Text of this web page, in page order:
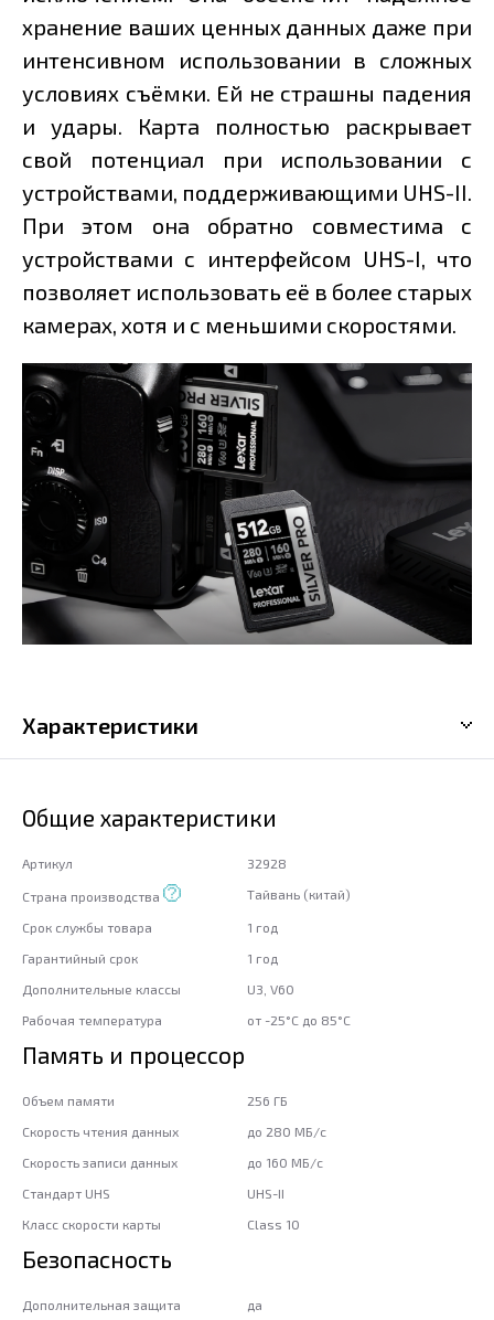
хранение ваших ценных данных даже при
интенсивном использовании в сложных
условиях съёмки. Ей не страшны падения
и удары. Карта полностью раскрывает
свой потенциал при использовании с
устройствами, поддерживающими UHS-II.
При этом она обратно совместима с
устройствами с интерфейсом UHS-I, что
позволяет использовать её в более старых
камерах, хотя и с меньшими скоростями.
Характеристики
Общие характеристики
Артикул 32928
Страна производства Тайвань (китай)
Срок службы товара
1 год
Гарантийный срок
1 год
Дополнительные классы
U3, V60
Рабочая температура
от -25°C до 85°C
Память и процессор
Объем памяти
256 ГБ
Скорость чтения данных
до 280 МБ/с
Скорость записи данных
до 160 МБ/с
Стандарт UHS
UHS-II
Класс скорости карты
Class 10
Безопасность
Дополнительная защита да